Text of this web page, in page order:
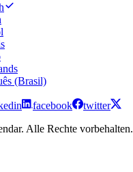
(Brasil)
facebook
twitter
Alle Rechte vorbehalten.